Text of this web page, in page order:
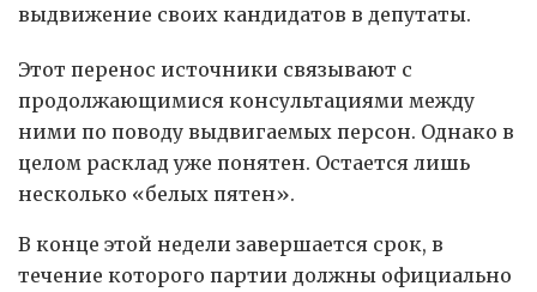
выдвижение своих кандидатов в депутаты.
Этот перенос источники связывают с
продолжающимися консультациями между
ними по поводу выдвигаемых персон. Однако в
целом расклад уже понятен. Остается лишь
несколько «белых пятен».
В конце этой недели завершается срок, в
течение которого партии должны официально